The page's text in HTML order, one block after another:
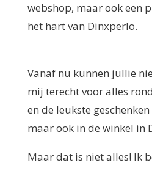
webshop, maar ook een
het hart van Dinxperlo.
Vanaf nu kunnen jullie
mij terecht voor alles
en de leukste
maar ook in de winkel in
Maar dat is niet alles! Ik